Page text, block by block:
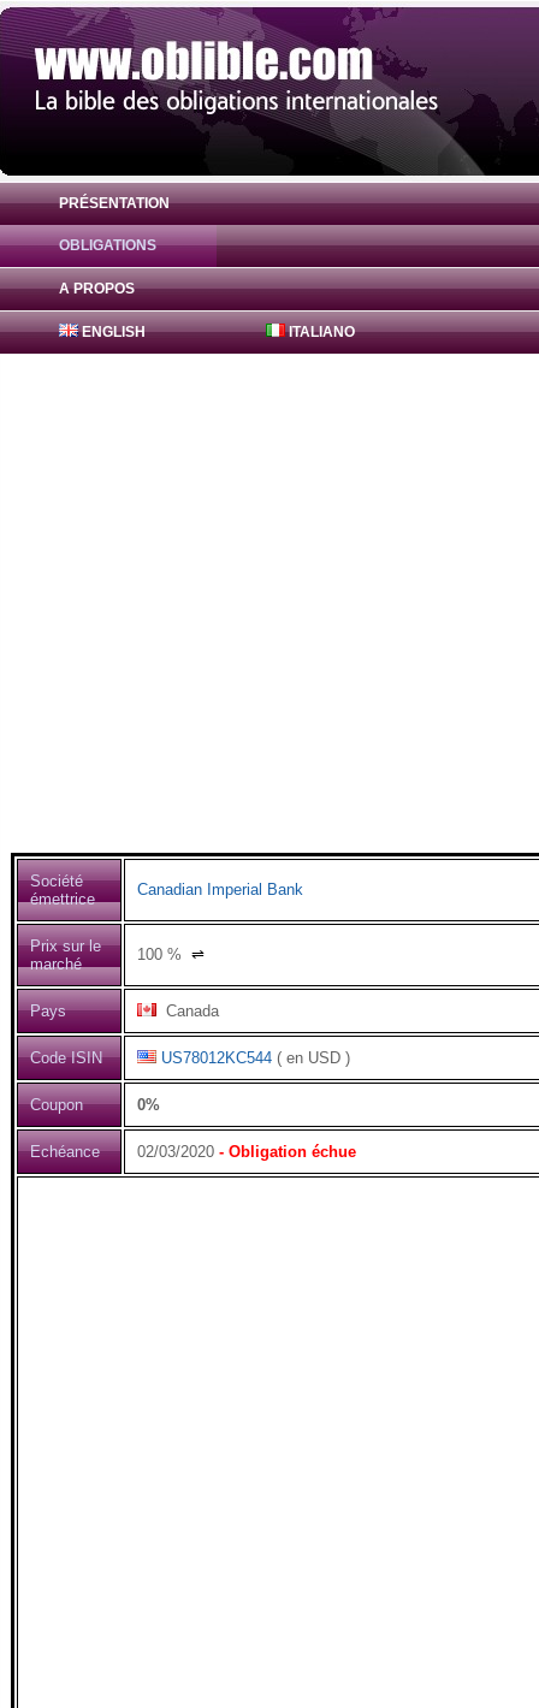
PRÉSENTATION
OBLIGATIONS
A PROPOS
ENGLISH ITALIANO
Obligation Canadian Imperial Bank 0% (
Société
émettrice
Canadian Imperial Bank
Prix sur le
marché
100 % ⇌
Pays Canada
Code ISIN US78012KC544 ( en USD )
Coupon 0%
Echéance 02/03/2020 - Obligation échue